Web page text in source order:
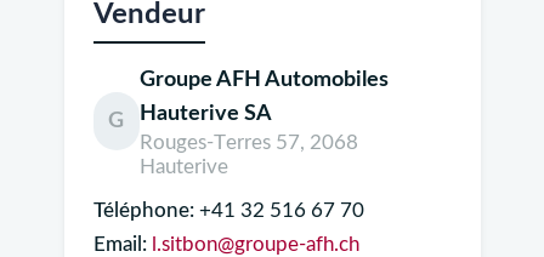
Vendeur
G
Groupe AFH Automobiles
Hauterive SA
Rouges-Terres 57, 2068
Hauterive
Téléphone:+41 32 516 67 70
Email: l.sitbon@groupe-afh.ch